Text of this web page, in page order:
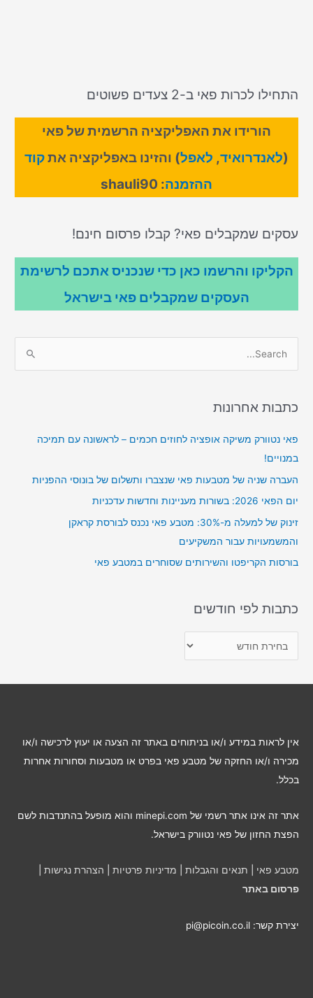
התחילו לכרות פאי ב-2 צעדים פשוטים
הורידו את האפליקציה הרשמית של פאי
(לאנדרואיד, לאפל) והזינו באפליקציה אתקוד
ההזמנה: shauli90
עסקים שמקבלים פאי? קבלו פרסום חינם!
הקליקו והרשמו כאן כדי שנכניס אתכם לרשימת
העסקים שמקבלים פאי בישראל
r
h
f
o
r
כתבות אחרונות
פאי נטוורק משיקה אופציה לחוזים חכמים – לראשונה עם תמיכה
במנויים!
העברה שניה של מטבעות פאי שנצברו ותשלום של בונוסי ההפניות
יום הפאי 2026: בשורות מעניינות וחדשות עדכניות
זינוק של למעלה מ-30%: מטבע פאי נכנס לבורסת קראקן
והמשמעויות עבור המשקיעים
בורסות הקריפטו והשירותים שסוחרים במטבע פאי
כתבות לפי חודשים
ת
י
ם
אין לראות במידע ו/או בניתוחים באתר זה הצעה או יעוץ לרכישה ו/או
מכירה ו/או החזקה של מטבע פאי בפרט או מטבעות וסחורות אחרות
בכלל.
אתר זה אינו אתר רשמי של minepi.com והוא מופעל בהתנדבות לשם
הפצת החזון של פאי נטוורק בישראל.
מטבע פאי תנאים והגבלות מדיניות פרטיות הצהרת נגישות
פרסום באתר
יצירת קשר: pi@picoin.co.il